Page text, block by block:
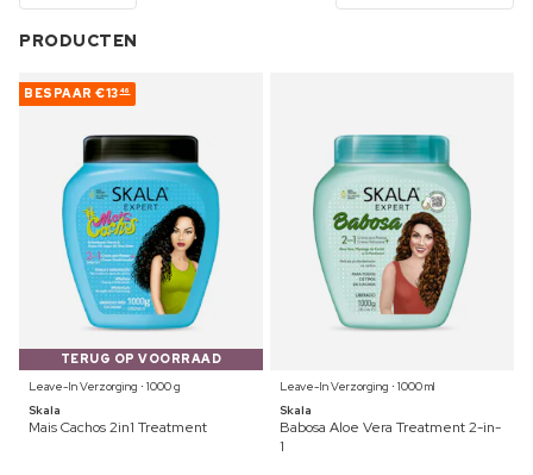
PRODUCTEN
BESPAAR €13 46
TERUG OP VOORRAAD
Leave-In Verzorging ⋅ 1000 g
Skala
Mais Cachos 2in1 Treatment
Leave-In Verzorging ⋅ 1000 ml
Skala
Babosa Aloe Vera Treatment 2-in-
1